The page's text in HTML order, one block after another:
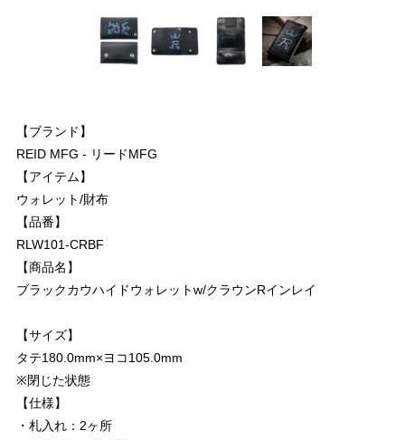
【ブランド】
REID MFG - リードMFG
【アイテム】
ウォレット/財布
【品番】
RLW101-CRBF
【商品名】
ブラックカウハイドウォレットw/クラウンRインレイ
【サイズ】
タテ180.0mm×ヨコ105.0mm
※閉じた状態
【仕様】
・札入れ：2ヶ所